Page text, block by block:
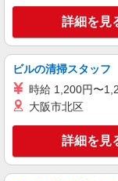
キープ
パート
ライフ大井町トラック
時
上
二
詳細を見
ビルの清掃スタッフ
時給 1,200円〜
大阪市北区
詳細を見